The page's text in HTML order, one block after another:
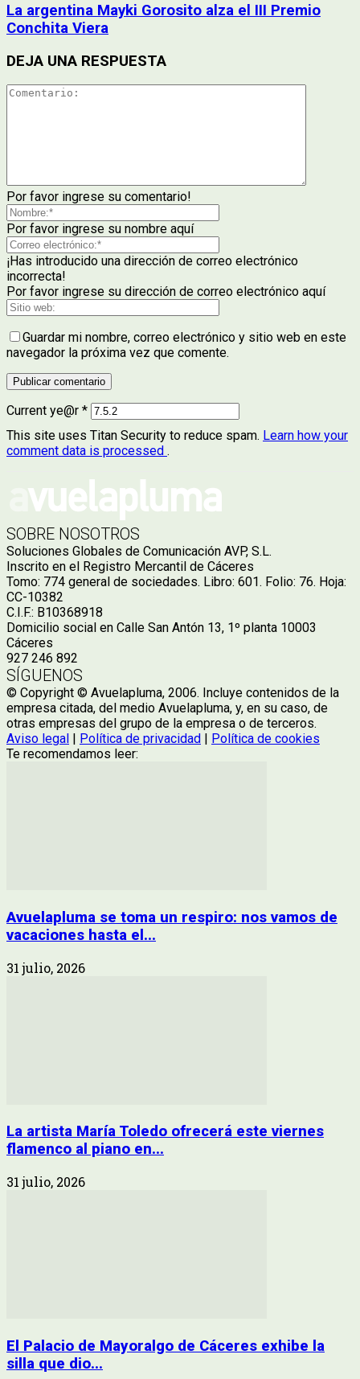
La argentina Mayki Gorosito alza el III Premio
Conchita Viera
DEJA UNA RESPUESTA
Por favor ingrese su comentario!
Por favor ingrese su nombre aquí
¡Has introducido una dirección de correo electrónico
incorrecta!
Por favor ingrese su dirección de correo electrónico aquí
Guardar mi nombre, correo electrónico y sitio web en este
navegador la próxima vez que comente.
Current ye@r *
This site uses Titan Security to reduce spam. Learn how your
comment data is processed .
SOBRE NOSOTROS
Soluciones Globales de Comunicación AVP, S.L.
Inscrito en el Registro Mercantil de Cáceres
Tomo: 774 general de sociedades. Libro: 601. Folio: 76. Hoja:
CC-10382
C.I.F.: B10368918
Domicilio social en Calle San Antón 13, 1º planta 10003
Cáceres
927 246 892
SÍGUENOS
© Copyright © Avuelapluma, 2006. Incluye contenidos de la
empresa citada, del medio Avuelapluma, y, en su caso, de
otras empresas del grupo de la empresa o de terceros.
Aviso legal
Política de privacidad
Política de cookies
Te recomendamos leer:
Avuelapluma se toma un respiro: nos vamos de
vacaciones hasta el...
31 julio, 2026
La artista María Toledo ofrecerá este viernes
flamenco al piano en...
31 julio, 2026
El Palacio de Mayoralgo de Cáceres exhibe la
silla que dio...